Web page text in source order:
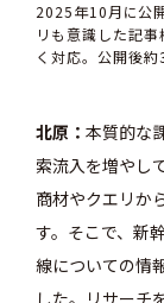
2025年10月に公
リも意識した記
く対応。公開後
北原
本質的な
索流入を増やし
商材やクエリか
す。そこで、新
線についての情